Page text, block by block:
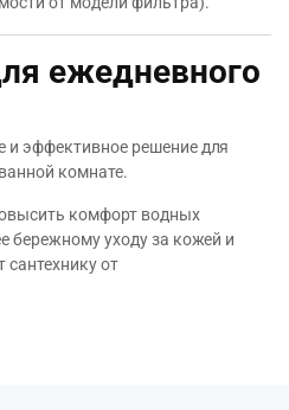
ежедневного
эффективное решение для
комнате.
комфорт водных
бережному уходу за кожей и
от